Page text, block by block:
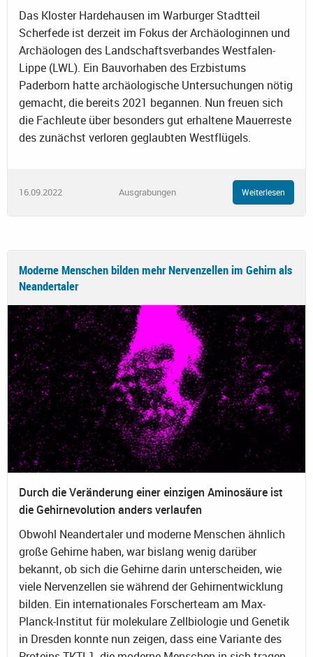
Das Kloster Hardehausen im Warburger Stadtteil
Scherfede ist derzeit im Fokus der Archäologinnen und
Archäologen des Landschaftsverbandes Westfalen-
Lippe (LWL). Ein Bauvorhaben des Erzbistums
Paderborn hatte archäologische Untersuchungen nötig
gemacht, die bereits 2021 begannen. Nun freuen sich
die Fachleute über besonders gut erhaltene Mauerreste
des zunächst verloren geglaubten Westflügels.
16.09.2022 Ausgrabungen Weiterlesen
Moderne Menschen bilden mehr Nervenzellen im Gehirn als
Neandertaler
Durch die Veränderung einer einzigen Aminosäure ist
die Gehirnevolution anders verlaufen
Obwohl Neandertaler und moderne Menschen ähnlich
große Gehirne haben, war bislang wenig darüber
bekannt, ob sich die Gehirne darin unterscheiden, wie
viele Nervenzellen sie während der Gehirnentwicklung
bilden. Ein internationales Forscherteam am Max-
Planck-Institut für molekulare Zellbiologie und Genetik
in Dresden konnte nun zeigen, dass eine Variante des